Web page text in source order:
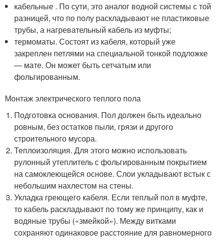
кабельные . По сути, это аналог водной системы с той
разницей, что по полу раскладывают не пластиковые
трубы, а нагревательный кабель из муфты;
термоматы. Состоят из кабеля, который уже
закреплен петлями на специальной тонкой подложке
— мате. Он может быть сетчатым или
фольгированным.
Монтаж электрического теплого пола
Подготовка основания. Пол должен быть идеально
ровным, без остатков пыли, грязи и другого
строительного мусора.
Теплоизоляция. Для этого можно использовать
рулонный утеплитель с фольгированным покрытием
на самоклеющейся основе. Слои укладывают встык с
небольшим нахлестом на стены.
Укладка греющего кабеля. Если теплый пол в муфте,
то кабель раскладывают по тому же принципу, как и
водяные трубы («змейкой»). Между витками
сохраняют одинаковое расстояние для равномерного